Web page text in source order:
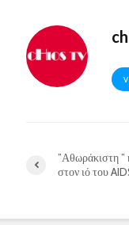
”Αθωράκιστη ”
στον ιό του